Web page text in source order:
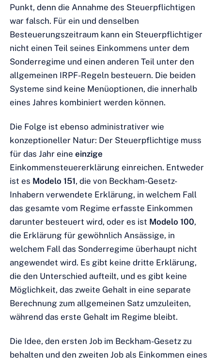
Punkt, denn die Annahme des Steuerpflichtigen
war falsch. Für ein und denselben
Besteuerungszeitraum kann ein Steuerpflichtiger
nicht einen Teil seines Einkommens unter dem
Sonderregime und einen anderen Teil unter den
allgemeinen IRPF-Regeln besteuern. Die beiden
Systeme sind keine Menüoptionen, die innerhalb
eines Jahres kombiniert werden können.
Die Folge ist ebenso administrativer wie
konzeptioneller Natur: Der Steuerpflichtige muss
für das Jahr eine einzige
Einkommensteuererklärung einreichen. Entweder
ist es Modelo 151, die von Beckham-Gesetz-
Inhabern verwendete Erklärung, in welchem Fall
das gesamte vom Regime erfasste Einkommen
darunter besteuert wird, oder es ist Modelo 100,
die Erklärung für gewöhnlich Ansässige, in
welchem Fall das Sonderregime überhaupt nicht
angewendet wird. Es gibt keine dritte Erklärung,
die den Unterschied aufteilt, und es gibt keine
Möglichkeit, das zweite Gehalt in eine separate
Berechnung zum allgemeinen Satz umzuleiten,
während das erste Gehalt im Regime bleibt.
Die Idee, den ersten Job im Beckham-Gesetz zu
behalten und den zweiten Job als Einkommen eines